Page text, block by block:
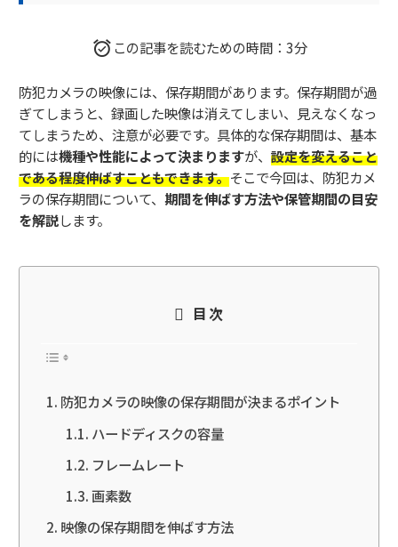
この記事を読むための時間：3分
防犯カメラの映像には、保存期間があります。保存期間が過
ぎてしまうと、録画した映像は消えてしまい、見えなくなっ
てしまうため、注意が必要です。具体的な保存期間は、基本
的には機種や性能によって決まりますが、 設定を変えること
である程度伸ばすこともできます。そこで今回は、防犯カメ
ラの保存期間について、 期間を伸ばす方法や保管期間の目安
を解説します。
目次
防犯カメラの映像の保存期間が決まるポイント
ハードディスクの容量
フレームレート
画素数
映像の保存期間を伸ばす方法